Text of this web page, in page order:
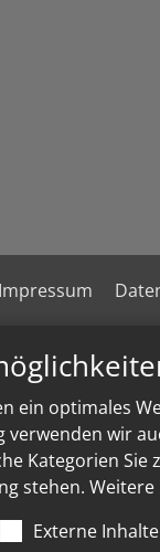
ein optimales
wir
Kategorien
stehen.
Externe Inhalte
Impressum